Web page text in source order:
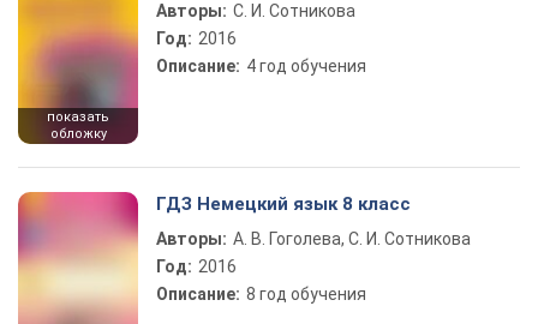
показать
обложку
Авторы: С. И. Сотникова
Год: 2016
Описание: 4 год обучения
ГДЗ Немецкий язык 8 класс
Авторы: А. В. Гоголева, С. И. Сотникова
Год: 2016
Описание: 8 год обучения